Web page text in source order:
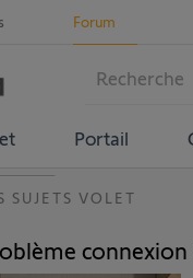
Forum
Portail
SUJETS VOLET